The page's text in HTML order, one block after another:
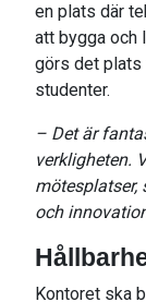
en plats där
att bygga och
görs det plats
studenter.
– Det är
verkligheten.
mötesplatser,
och
Kontoret ska